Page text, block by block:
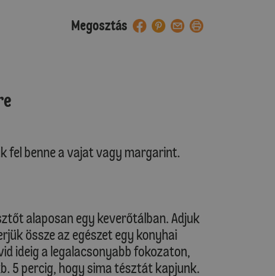
Megosztás
fel benne a vajat vagy margarint.
alaposan egy keverőtálban. Adjuk
össze az egészet egy konyhai
ideig a legalacsonyabb fokozaton,
5 percig, hogy sima tésztát kapjunk.